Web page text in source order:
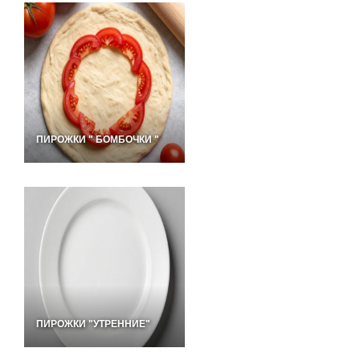
ПИРОЖКИ " БОМБОЧКИ "
ПИРОЖКИ "УТРЕННИЕ"